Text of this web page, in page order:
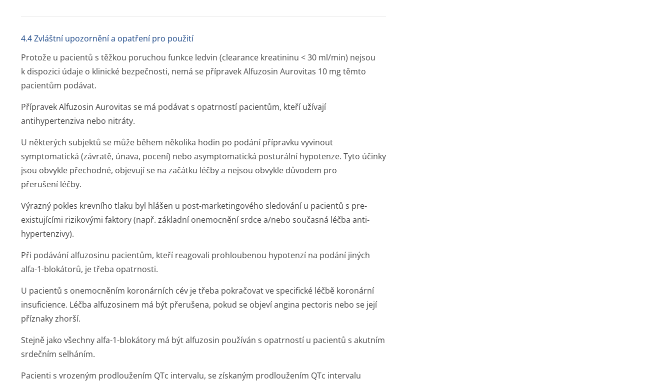
4.4 Zvláštní upozornění a opatření pro použití
Protože u pacientů s těžkou poruchou funkce ledvin (clearance kreatininu < 30 ml/min) nejsou
k dispozici údaje o klinické bezpečnosti, nemá se přípravek Alfuzosin Aurovitas 10 mg těmto
pacientům podávat.
Přípravek Alfuzosin Aurovitas se má podávat s opatrností pacientům, kteří užívají
antihypertenziva nebo nitráty.
U některých subjektů se může během několika hodin po podání přípravku vyvinout
symptomatická (závratě, únava, pocení) nebo asymptomatická posturální hypotenze. Tyto účinky
jsou obvykle přechodné, objevují se na začátku léčby a nejsou obvykle důvodem pro
přerušení léčby.
Výrazný pokles krevního tlaku byl hlášen u post-marketingového sledování u pacientů s pre-
existujícími rizikovými faktory (např. základní onemocnění srdce a/nebo současná léčba anti-
hypertenzivy).
Při podávání alfuzosinu pacientům, kteří reagovali prohloubenou hypotenzí na podání jiných
alfa-1-blokátorů, je třeba opatrnosti.
U pacientů s onemocněním koronárních cév je třeba pokračovat ve specifické léčbě koronární
insuficience. Léčba alfuzosinem má být přerušena, pokud se objeví angina pectoris nebo se její
příznaky zhorší.
Stejně jako všechny alfa-1-blokátory má být alfuzosin používán s opatrností u pacientů s akutním
srdečním selháním.
Pacienti s vrozeným prodloužením QTc intervalu, se získaným prodloužením QTc intervalu